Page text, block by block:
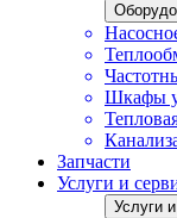
Шкафы
Запчасти
Услуги и
Услуги